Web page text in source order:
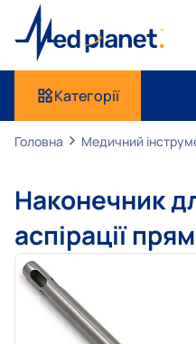
Категорії
Головна Медичний
Наконечник
аспірації